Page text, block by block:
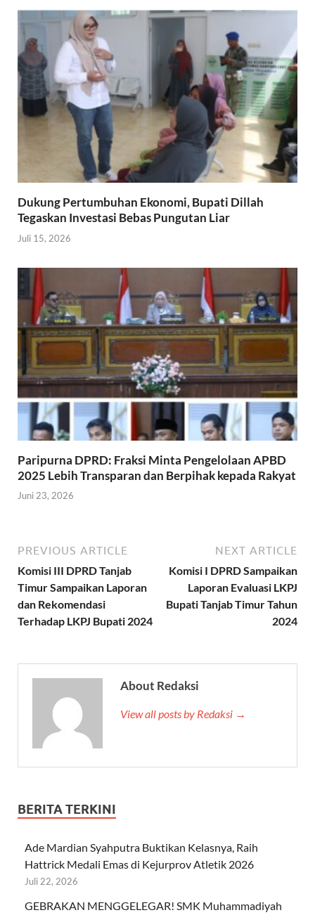
Dukung Pertumbuhan Ekonomi, Bupati Dillah
Tegaskan Investasi Bebas Pungutan Liar
Juli 15, 2026
Paripurna DPRD: Fraksi Minta Pengelolaan APBD
2025 Lebih Transparan dan Berpihak kepada Rakyat
Juni 23, 2026
PREVIOUS ARTICLE
Komisi III DPRD Tanjab
Timur Sampaikan Laporan
dan Rekomendasi
Terhadap LKPJ Bupati 2024
NEXT ARTICLE
Komisi I DPRD Sampaikan
Laporan Evaluasi LKPJ
Bupati Tanjab Timur Tahun
2024
About Redaksi
View all posts by Redaksi →
BERITA TERKINI
Ade Mardian Syahputra Buktikan Kelasnya, Raih
Hattrick Medali Emas di Kejurprov Atletik 2026
Juli 22, 2026
GEBRAKAN MENGGELEGAR! SMK Muhammadiyah